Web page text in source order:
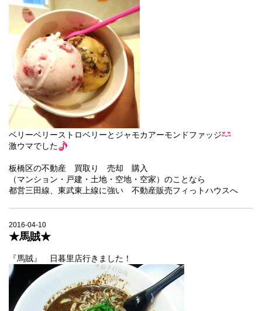
ベリーベリーストロベリーとジャモカアーモンドファッジ
激ウマでした
板橋区の不動産 買取り 売却 購入
（マンション・戸建・土地・空地・空家）のことなら
都営三田線、東武東上線に強い 不動産販売フィっトハウスへ
2016-04-10
★馬賊★
『馬賊』 日暮里店行きました！